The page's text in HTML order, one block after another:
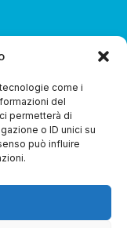
come i
del
permetterà di
o ID unici su
può influire
3.0 Soc. Coop.
Reggio Emilia
Guida TV Chi